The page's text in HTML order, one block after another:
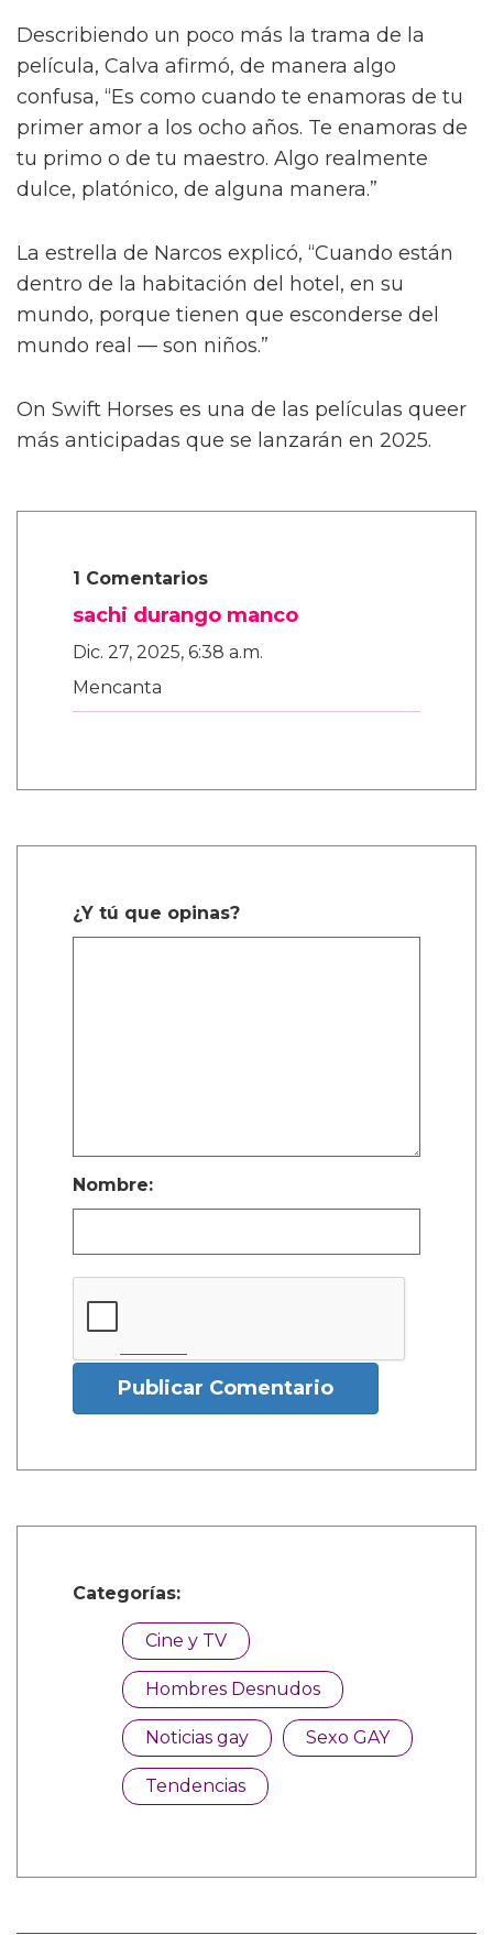
Describiendo un poco más la trama de la
película, Calva afirmó, de manera algo
confusa, “Es como cuando te enamoras de tu
primer amor a los ocho años. Te enamoras de
tu primo o de tu maestro. Algo realmente
dulce, platónico, de alguna manera.”
La estrella de Narcos explicó, “Cuando están
dentro de la habitación del hotel, en su
mundo, porque tienen que esconderse del
mundo real — son niños.”
On Swift Horses es una de las películas queer
más anticipadas que se lanzarán en 2025.
1 Comentarios
sachi durango manco
Dic. 27, 2025, 6:38 a.m.
Mencanta
¿Y tú que opinas?
Nombre:
Publicar Comentario
Categorías:
Cine y TV
Hombres Desnudos
Noticias gay Sexo GAY
Tendencias